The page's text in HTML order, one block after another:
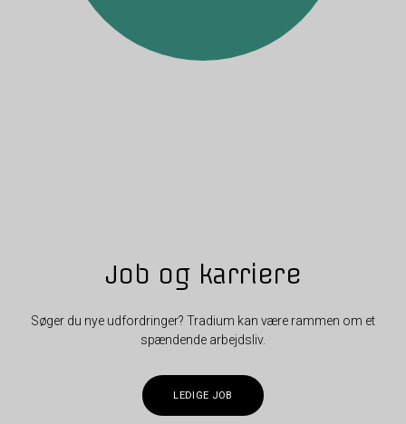
Job og karriere
Søger du nye udfordringer? Tradium kan være rammen om et
spændende arbejdsliv.
LEDIGE JOB